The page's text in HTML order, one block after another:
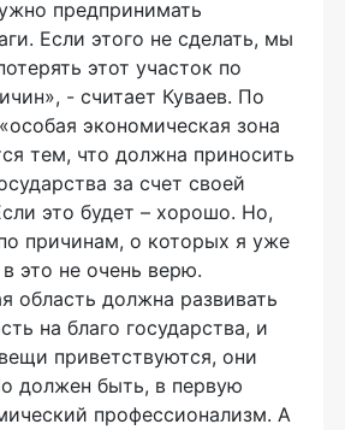
предпринимать
Если этого не сделать, мы
этот участок по
- считает Куваев. По
экономическая зона
тем, что должна приносить
за счет своей
это будет – хорошо. Но,
причинам, о которых я уже
это не очень верю.
область должна развивать
на благо государства, и
приветствуются, они
должен быть, в первую
профессионализм. А